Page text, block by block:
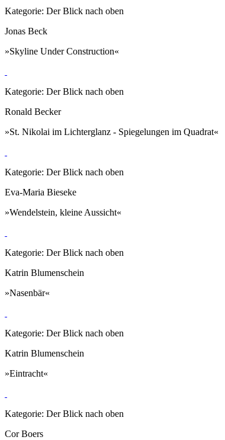
Kategorie: Der Blick nach oben
Jonas Beck
»Skyline Under Construction«
Kategorie: Der Blick nach oben
Ronald Becker
»St. Nikolai im Lichterglanz - Spiegelungen im Quadrat«
Kategorie: Der Blick nach oben
Eva-Maria Bieseke
»Wendelstein, kleine Aussicht«
Kategorie: Der Blick nach oben
Katrin Blumenschein
»Nasenbär«
Kategorie: Der Blick nach oben
Katrin Blumenschein
»Eintracht«
Kategorie: Der Blick nach oben
Cor Boers